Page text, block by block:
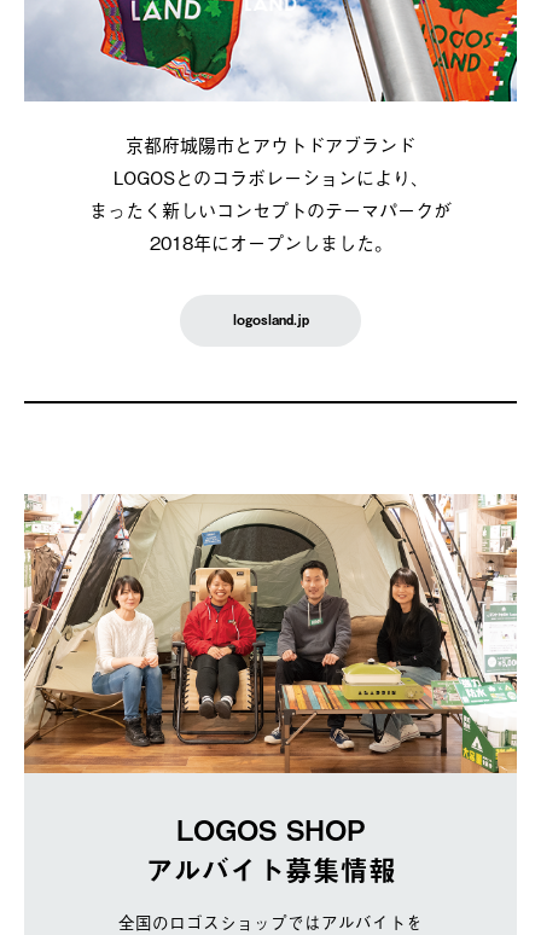
京都府城陽市とアウトドアブランド
LOGOSとのコラボレーションにより、
まったく新しいコンセプトのテーマパークが
2018年にオープンしました。
logosland.jp
LOGOS SHOP
アルバイト募集情報
全国のロゴスショップではアルバイトを